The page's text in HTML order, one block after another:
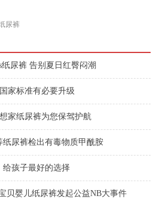
尿裤
尿裤 告别夏日红臀闷潮
家标准有必要升级
家纸尿裤为您保驾护航
纸尿裤检出有毒物质甲酰胺
给孩子最好的选择
贝婴儿纸尿裤发起公益NB大事件